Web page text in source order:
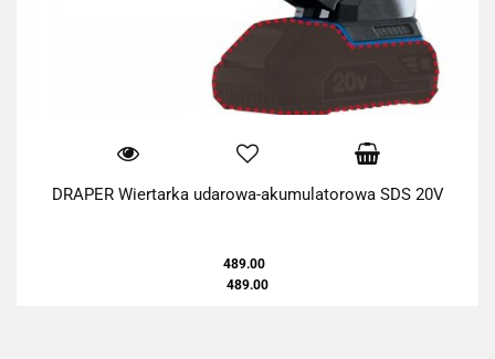
DRAPER Wiertarka udarowa-akumulatorowa SDS 20V
489.00
489.00